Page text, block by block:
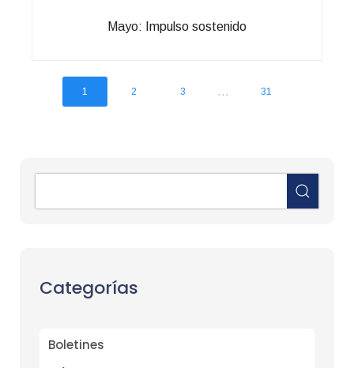
Mayo: Impulso sostenido
1 2 3 ... 31
Categorías
Boletines